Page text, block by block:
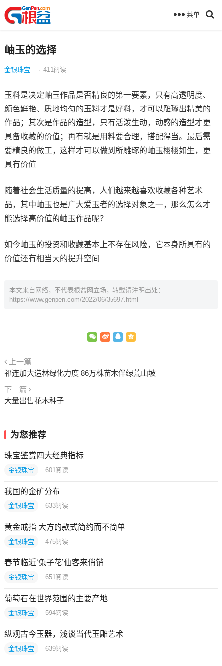
菜单
岫玉的选择
金银珠宝 · 411 阅读
玉料是决定岫玉作品是否精良的第一要素，只有高透明度、
颜色鲜艳、质地均匀的玉料才是好料，才可以雕琢出精美的
作品；其次是作品的造型，只有活泼生动，动感的造型才更
具备收藏的价值；再有就是用料要合理，搭配得当。最后需
要精良的做工，这样才可以做到所雕琢的岫玉栩栩如生，更
具有价值
随着社会生活质量的提高，人们越来越喜欢收藏各种艺术
品，其中岫玉也是广大爱玉者的选择对象之一，那么怎么才
能选择高价值的岫玉作品呢？
如今岫玉的投资和收藏基本上不存在风险，它本身所具有的
价值还有相当大的提升空间
本文来自网络，不代表根盆网立场，转载请注明出处：
https://www.genpen.com/2022/06/35697.html
上一篇
祁连加大造林绿化力度 86万株苗木伴绿荒山坡
下一篇
大量出售花木种子
为您推荐
珠宝鉴赏四大经典指标
金银珠宝 601 阅读
我国的金矿分布
金银珠宝 633阅读
黄金戒指 大方的款式简约而不简单
金银珠宝 475阅读
春节临近‘兔子花’仙客来俏销
金银珠宝 651 阅读
葡萄石在世界范围的主要产地
金银珠宝 594阅读
纵观古今玉器，浅谈当代玉雕艺术
金银珠宝 639阅读